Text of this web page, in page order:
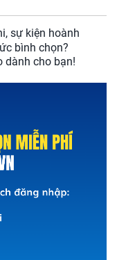
sự kiện hoành
bình chọn?
dành cho bạn!